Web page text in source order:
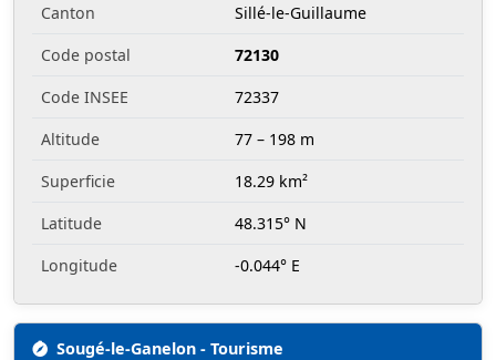
Canton
Sillé-le-Guillaume
Code postal
72130
Code INSEE
72337
Altitude
77 – 198 m
Superficie
18.29 km²
Latitude
48.315° N
Longitude
-0.044° E
Sougé-le-Ganelon - Tourisme